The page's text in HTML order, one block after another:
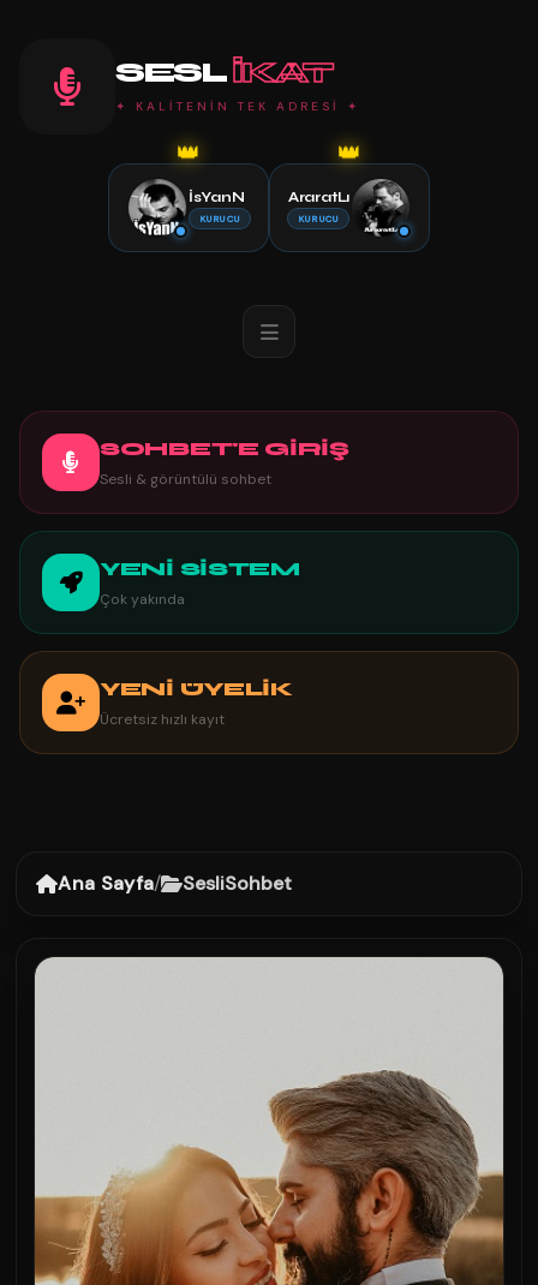
SESL IKAT
✦ KALİTENİN TEK ADRESİ ✦
👑
İsYanN
KURUCU
👑
AraratLı
KURUCU
SOHBET'E GİRİŞ
Sesli & görüntülü sohbet
YENİ SİSTEM
Çok yakında
YENİ ÜYELİK
Ücretsiz hızlı kayıt
Ana Sayfa/ SesliSohbet